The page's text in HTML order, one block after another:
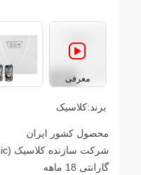
معرفی
برند:کلاسیک
محصول کشور ایران
شرکت سازنده کلاسیک (classic)
گارانتی 18 ماهه